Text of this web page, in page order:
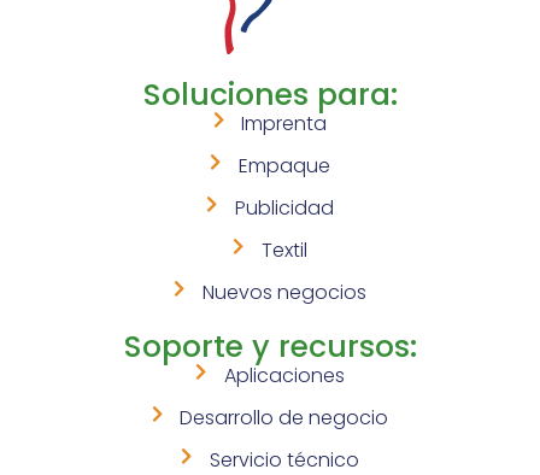
Soluciones para:
Imprenta
Empaque
Publicidad
Textil
Nuevos negocios
Soporte y recursos:
Aplicaciones
Desarrollo de negocio
Servicio técnico